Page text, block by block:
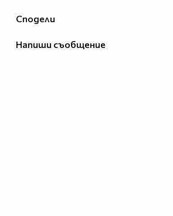
Сподели
Напиши съобщение
https://www.facebook.com/vipdrifttaxi/